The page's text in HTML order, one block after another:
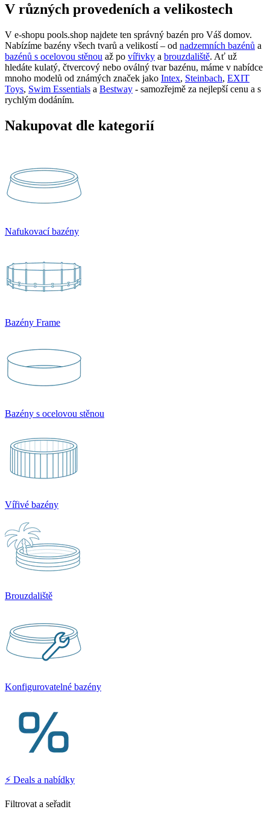
V různých provedeních a velikostech
V e-shopu pools.shop najdete ten správný bazén pro Váš domov.
Nabízíme bazény všech tvarů a velikostí – od nadzemních bazénů a
bazénů s ocelovou stěnou až po vířivky a brouzdaliště. Ať už
hledáte kulatý, čtvercový nebo oválný tvar bazénu, máme v nabídce
mnoho modelů od známých značek jako Intex, Steinbach, EXIT
Toys, Swim Essentials a Bestway - samozřejmě za nejlepší cenu a s
rychlým dodáním.
Nakupovat dle kategorií
Nafukovací bazény
Bazény Frame
Bazény s ocelovou stěnou
Vířivé bazény
Brouzdaliště
Konfigurovatelné bazény
⚡ Deals a nabídky
Filtrovat a seřadit